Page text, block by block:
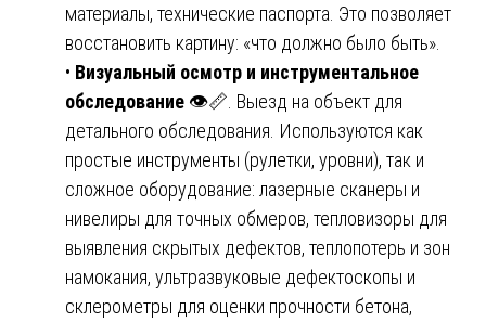
материалы, технические паспорта. Это позволяет
восстановить картину: «что должно было быть».
• Визуальный осмотр и инструментальное
обследование 👁️📏. Выезд на объект для
детального обследования. Используются как
простые инструменты (рулетки, уровни), так и
сложное оборудование: лазерные сканеры и
нивелиры для точных обмеров, тепловизоры для
выявления скрытых дефектов, теплопотерь и зон
намокания, ультразвуковые дефектоскопы и
склерометры для оценки прочности бетона,